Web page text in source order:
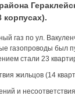
корпусах).
газ по ул.
газопроводы был
стали 23
жильцов (14
и